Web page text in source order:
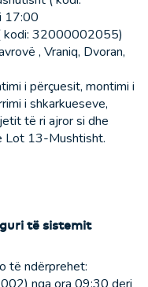
17:00
kodi: 32000002055)
, Vraniq, Dvoran,
i përçuesit, montimi i
i shkarkueseve,
të ri ajror si dhe
Lot 13-Mushtisht.
të sistemit
të ndërprehet: